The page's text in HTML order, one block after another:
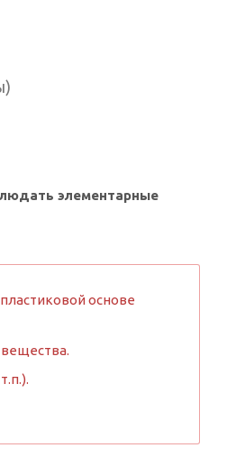
элементарные
основе